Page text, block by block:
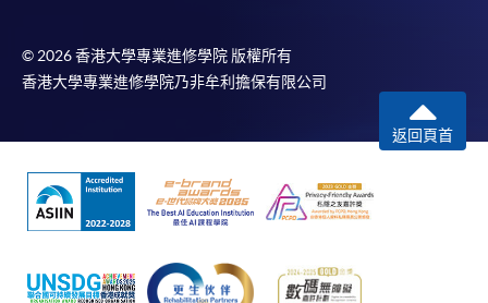
© 2026 香港大學專業進修學院 版權所有
香港大學專業進修學院乃非牟利擔保有限公司
返回頁首